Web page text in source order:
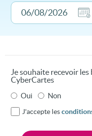
Je souhaite recevoir
CyberCartes
Oui Non
J'accepte les